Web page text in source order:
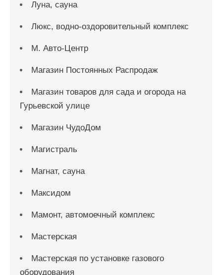
Луна, сауна
Люкс, водно-оздоровительный комплекс
М. Авто-Центр
Магазин Постоянных Распродаж
Магазин товаров для сада и огорода на
Гурьевской улице
Магазин ЧудоДом
Магистраль
Магнат, сауна
Максидом
Мамонт, автомоечный комплекс
Мастерская
Мастерская по установке газового
оборудования